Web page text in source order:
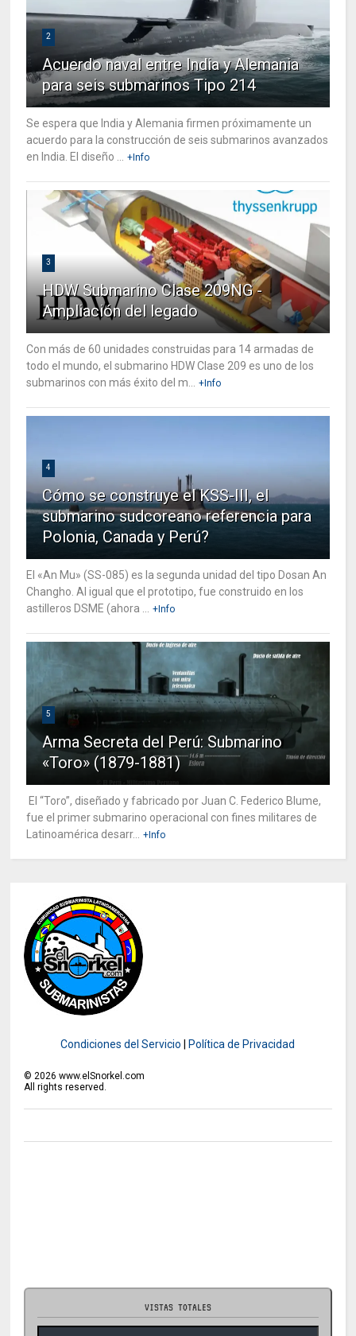
2
Acuerdo naval entre India y Alemania
para seis submarinos Tipo 214
Se espera que India y Alemania firmen próximamente un
acuerdo para la construcción de seis submarinos avanzados
en India. El diseño ...
+Info
3
HDW Submarino Clase 209NG -
Ampliación del legado
Con más de 60 unidades construidas para 14 armadas de
todo el mundo, el submarino HDW Clase 209 es uno de los
submarinos con más éxito del m...
+Info
4
Cómo se construye el KSS-III, el
submarino sudcoreano referencia para
Polonia, Canada y Perú?
El «An Mu» (SS-085) es la segunda unidad del tipo Dosan An
Changho. Al igual que el prototipo, fue construido en los
astilleros DSME (ahora ...
+Info
5
Arma Secreta del Perú: Submarino
«Toro» (1879-1881)
El “Toro”, diseñado y fabricado por Juan C. Federico Blume,
fue el primer submarino operacional con fines militares de
Latinoamérica desarr...
+Info
Condiciones del Servicio Política de Privacidad
© 2026 www.elSnorkel.com
All rights reserved.
VISTAS TOTALES